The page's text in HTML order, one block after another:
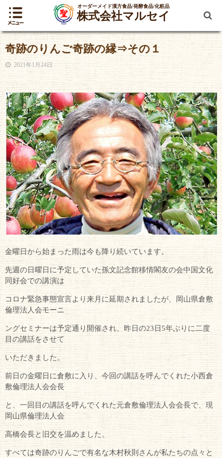
オーダーメイド漢方食品/発酵食品/化粧品
株式会社マルセイ
奇跡のりんご奇跡の縁⇒その１
2021年1月24日
金曜日から始まった雨は今も降り続いています。
先週の日曜日に予定していた孫文記念館移情閣友の会中国文化
同好会での講演は
コロナ緊急事態宣言より来月に延期されましたが、岡山県倉敷
倫理法人会モーニ
ングセミナーは予定通り開催され、昨日の23日5年ぶりに二度
目の講話をさせて
いただきました。
前日の金曜日に倉敷に入り、今回の講話を呼んでくれた小西倉
敷倫理法人会会長
と、一回目の講話を呼んでくれた元倉敷倫理法人会会長で、現
岡山県倫理法人会
高橋会長と旧交を温めました。
すべては奇跡のりんごで有名な木村秋則さんが私たちの点々と